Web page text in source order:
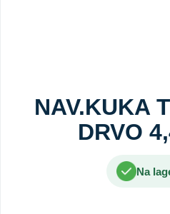
NAV.KUKA
DRVO
Na